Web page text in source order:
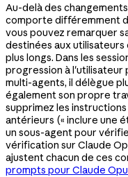
Au-delà des
comporte différemment
vous pouvez remarquer
destinées aux
plus longs. Dans les
progression à l'utilisateur
multi-agents, il délègue
également son propre
supprimez les
antérieurs (« inclure une
un sous-agent pour
vérification sur Claude
ajustent chacun de ces
prompts pour Claude